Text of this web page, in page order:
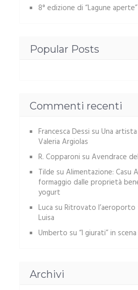
8° edizione di “Lagune
Popular Posts
Commenti recenti
Francesca Dessi su Una
Valeria Argiolas
R. Copparoni su Avendrace
Tilde su Alimentazione: Casu
formaggio dalle proprietà
yogurt
Luca su Ritrovato l’aeroporto
Luisa
Umberto su “I giurati” in
Archivi